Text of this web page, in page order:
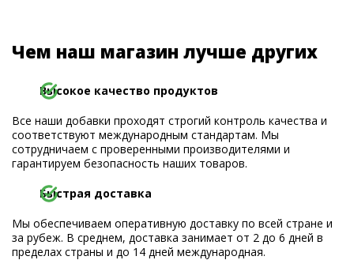
Чем наш магазин лучше других
Высокое качество продуктов
Все наши добавки проходят строгий контроль качества и
соответствуют международным стандартам. Мы
сотрудничаем с проверенными производителями и
гарантируем безопасность наших товаров.
Быстрая доставка
Мы обеспечиваем оперативную доставку по всей стране и
за рубеж. В среднем, доставка занимает от 2 до 6 дней в
пределах страны и до 14 дней международная.